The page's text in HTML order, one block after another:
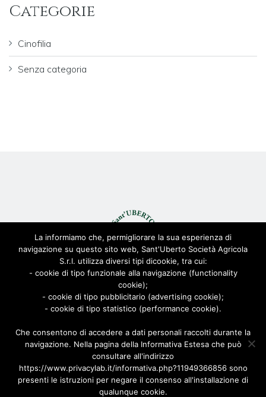
Categorie
Cinofilia
Senza categoria
© Sant'Uberto Società Agricola s.r.l. - All Rights Reserved CF:
08155680963
Viale Toscana 200, 21052 Busto Arsizio [VARESE]
Privacy Policy |Cookie Policy| Powered byAD-ADVANCED
La informiamo che, permigliorare la sua esperienza di
navigazione su questo sito web, Sant'Uberto Società Agricola
S.r.l. utilizza diversi tipi dicookie, tra cui:
- cookie di tipo funzionale alla navigazione (functionality
cookie);
- cookie di tipo pubblicitario (advertising cookie);
- cookie di tipo statistico (performance cookie).
Che consentono di accedere a dati personali raccolti durante la
navigazione. Nella pagina della Informativa Estesa che può
consultare all'indirizzo
https://www.privacylab.it/informativa.php?11949366856 sono
presenti le istruzioni per negare il consenso all'installazione di
qualunque cookie.